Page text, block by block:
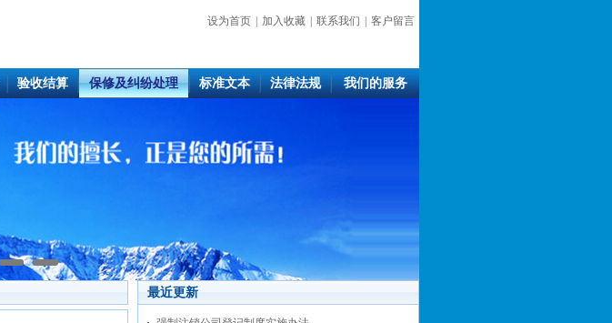
设为首页 加入收藏 联系我们 客户留言
验收结算 保修及纠纷处理 标准文本 法律法规 我们的服务
最近更新